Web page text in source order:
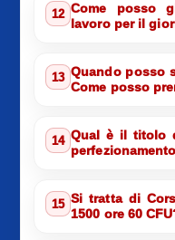
12 Come posso
lavoro per il
13 Quando posso
Come posso
14 Qual è il titolo
15 Si tratta di
1500 ore 60